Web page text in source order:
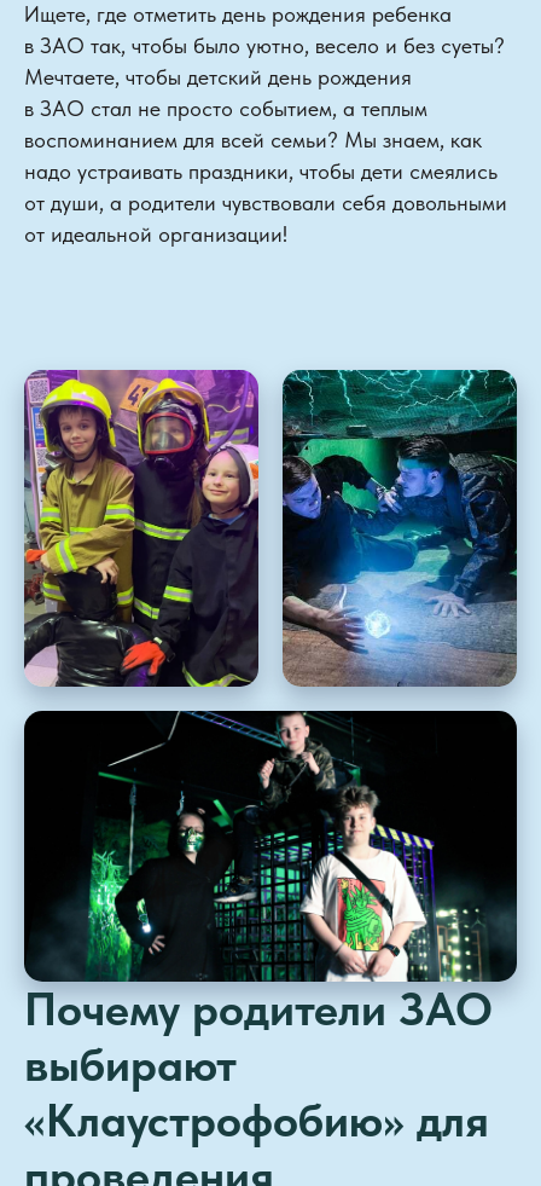
Ищете, где отметить день рождения ребенка
в ЗАО так, чтобы было уютно, весело и без суеты?
Мечтаете, чтобы детский день рождения
в ЗАО стал не просто событием, а теплым
воспоминанием для всей семьи? Мы знаем, как
надо устраивать праздники, чтобы дети смеялись
от души, а родители чувствовали себя довольными
от идеальной организации!
Почему родители ЗАО
выбирают
«Клаустрофобию» для